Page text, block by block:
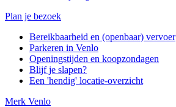
Plan je bezoek
Bereikbaarheid en (openbaar) vervoer
Parkeren in Venlo
Openingstijden en koopzondagen
Blijf je slapen?
Een 'hendig' locatie-overzicht
Merk Venlo